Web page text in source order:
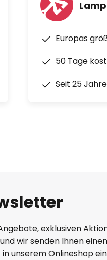
Europas
50 Tage
Seit 25
exklusiven
wir senden Ihnen einen
unserem Onlineshop